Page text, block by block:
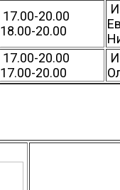
17.00-20.00
18.00-20.00
17.00-20.00
17.00-20.00